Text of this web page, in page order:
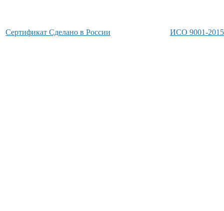
Сертификат Сделано в России ИСО 9001-2015